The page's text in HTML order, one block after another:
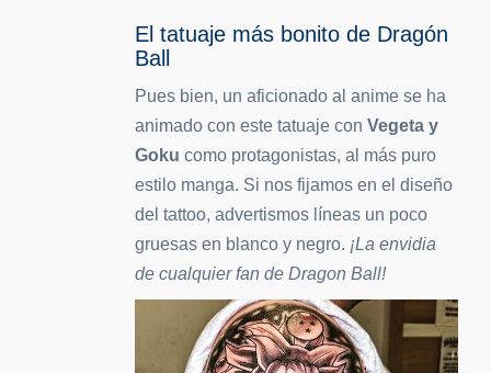
El tatuaje más bonito de Dragón
Ball
Pues bien, un aficionado al anime se ha
animado con este tatuaje conVegeta y
Goku como protagonistas, al más puro
estilo manga. Si nos fijamos en el diseño
del tattoo, advertismos líneas un poco
gruesas en blanco y negro. ¡La envidia
de cualquier fan de Dragon Ball!